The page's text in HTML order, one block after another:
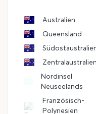
Australien
Queensland
Zentralaustralien
Nordinsel
Neuseelands
Französisch-
Polynesien